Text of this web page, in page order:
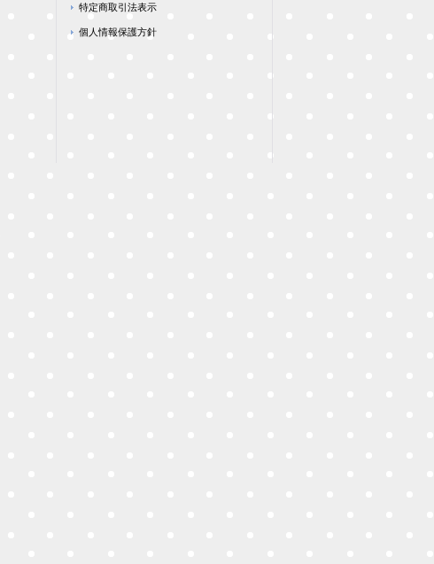
特定商取引法表示
個人情報保護方針